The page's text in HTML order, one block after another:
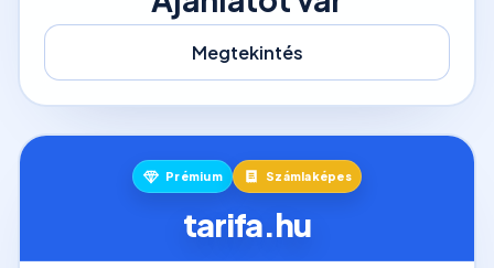
Megtekintés
Prémium Számlaképes
tarifa.hu